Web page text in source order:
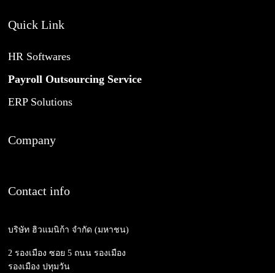
Quick Link
HR Softwares
Payroll Outsourcing Service
ERP Solutions
Company
Contact info
บริษัท ฮิวแมนิก้า จำกัด (มหาชน)
2 รองเมือง ซอย 5 ถนน รองเมือง
รองเมือง ปทุมวัน